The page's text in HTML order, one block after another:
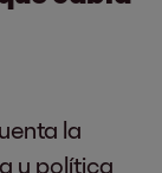
la
y política